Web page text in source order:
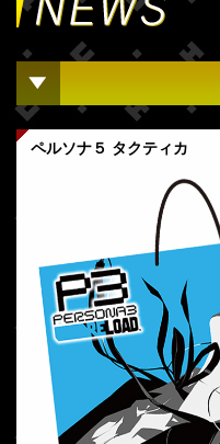
ペルソナ５ タクティカ